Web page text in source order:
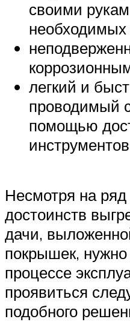
своими
необходимых
легкий и
проводимый
помощью
Несмотря на
достоинств
дачи,
покрышек, нужно
процессе
проявиться
подобного